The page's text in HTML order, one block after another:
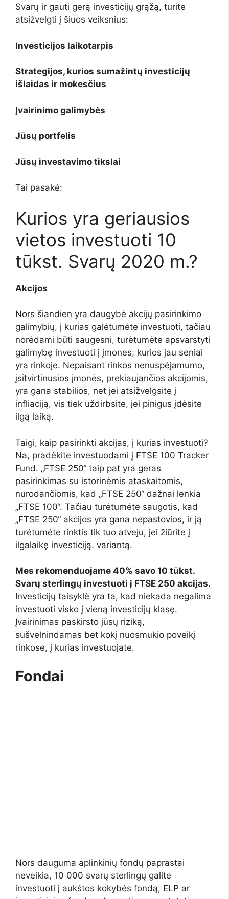
Svarų ir gauti gerą investicijų grąžą, turite
atsižvelgti į šiuos veiksnius:
Investicijos laikotarpis
Strategijos, kurios sumažintų investicijų
išlaidas ir mokesčius
Įvairinimo galimybės
Jūsų portfelis
Jūsų investavimo tikslai
Tai pasakė:
Kurios yra geriausios
vietos investuoti 10
tūkst. Svarų 2020 m.?
Akcijos
Nors šiandien yra daugybė akcijų pasirinkimo
galimybių, į kurias galėtumėte investuoti, tačiau
norėdami būti saugesni, turėtumėte apsvarstyti
galimybę investuoti į įmones, kurios jau seniai
yra rinkoje. Nepaisant rinkos nenuspėjamumo,
įsitvirtinusios įmonės, prekiaujančios akcijomis,
yra gana stabilios, net jei atsižvelgsite į
infliaciją, vis tiek uždirbsite, jei pinigus įdėsite
ilgą laiką.
Taigi, kaip pasirinkti akcijas, į kurias investuoti?
Na, pradėkite investuodami į FTSE 100 Tracker
Fund. „FTSE 250“ taip pat yra geras
pasirinkimas su istorinėmis ataskaitomis,
nurodančiomis, kad „FTSE 250“ dažnai lenkia
„FTSE 100“. Tačiau turėtumėte saugotis, kad
„FTSE 250“ akcijos yra gana nepastovios, ir ją
turėtumėte rinktis tik tuo atveju, jei žiūrite į
ilgalaikę investiciją. variantą.
Mes rekomenduojame 40% savo 10 tūkst.
Svarų sterlingų investuoti į FTSE 250 akcijas.
Investicijų taisyklė yra ta, kad niekada negalima
investuoti visko į vieną investicijų klasę.
Įvairinimas paskirsto jūsų riziką,
sušvelnindamas bet kokį nuosmukio poveikį
rinkose, į kurias investuojate.
Fondai
Nors dauguma aplinkinių fondų paprastai
neveikia, 10 000 svarų sterlingų galite
investuoti į aukštos kokybės fondą, ELP ar